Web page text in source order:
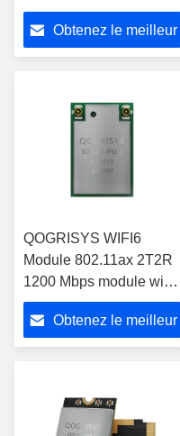
de point d'accès sans fil
avec BTObtenez le meilleur
QOGRISYS WIFI6
Module 802.11ax 2T2R
1200 Mbps module wifi
sans fil nouveau module
wifi6 6252C-PUB
Obtenez le meilleur